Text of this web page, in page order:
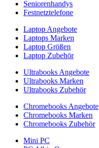
Seniorenhandys
Festnetztelefone
Laptop Angebote
Laptops Marken
Laptop Größen
Laptop Zubehör
Ultrabooks Angebote
Ultrabooks Marken
Ultrabooks Zubehör
Chromebooks Angebote
Chromebooks Marken
Chromebooks Zubehör
Mini PC